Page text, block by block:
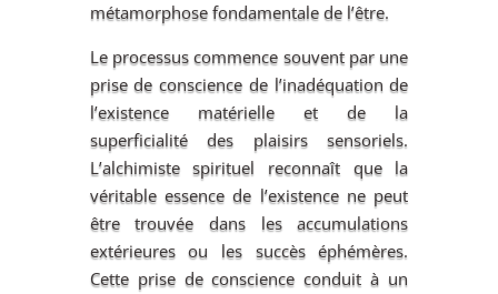
métamorphose fondamentale de l’être.
Le processus commence souvent par une
prise de conscience de l’inadéquation de
l’existence matérielle et de la
superficialité des plaisirs sensoriels.
L’alchimiste spirituel reconnaît que la
véritable essence de l’existence ne peut
être trouvée dans les accumulations
extérieures ou les succès éphémères.
Cette prise de conscience conduit à un